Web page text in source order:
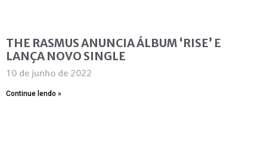
THE RASMUS ANUNCIA ÁLBUM ‘RISE’ E
LANÇA NOVO SINGLE
10 de junho de 2022
Continue lendo »